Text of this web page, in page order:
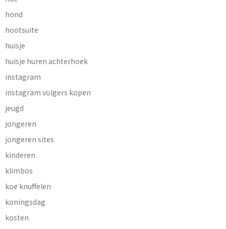
hond
hootsuite
huisje
huisje huren achterhoek
instagram
instagram volgers kopen
jeugd
jongeren
jongeren sites
kinderen
klimbos
koe knuffelen
koningsdag
kosten